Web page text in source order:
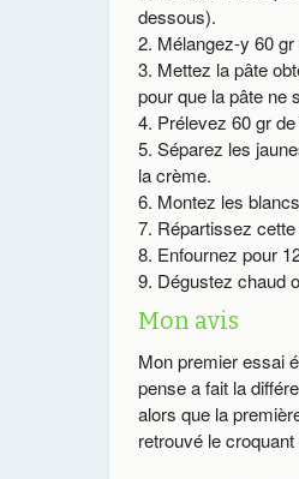
dessous).
Mélangez-y 60
Mettez la pâte
pour que la pâte ne
Prélevez 60 gr
Séparez les
la crème.
Montez les
Répartissez
Enfournez pour
Dégustez chaud
Mon avis
Mon premier essai
pense a fait la
alors que la
retrouvé le